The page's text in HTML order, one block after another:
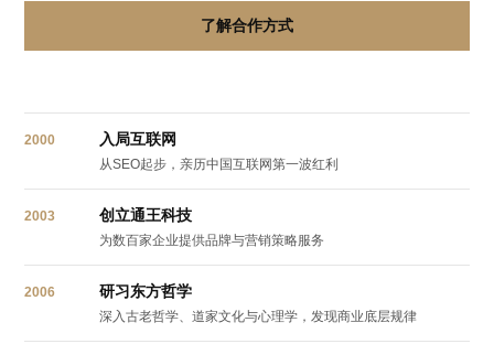
了解合作方式
2000 入局互联网
从SEO起步，亲历中国互联网第一波红利
2003 创立通王科技
为数百家企业提供品牌与营销策略服务
2006 研习东方哲学
深入古老哲学、道家文化与心理学，发现商业底层规律